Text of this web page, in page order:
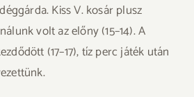
Kiss V. kosár plusz
volt az előny (15–14). A
(17–17), tíz perc játék után